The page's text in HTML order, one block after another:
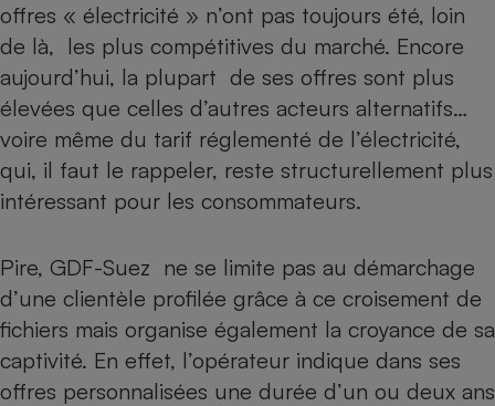
offres « électricité » n’ont pas toujours été, loin
de là, les plus compétitives du marché. Encore
aujourd’hui, la plupart de ses offres sont plus
élevées que celles d’autres acteurs alternatifs…
voire même du tarif réglementé de l’électricité,
qui, il faut le rappeler, reste structurellement plus
intéressant pour les consommateurs.
Pire, GDF-Suez ne se limite pas au démarchage
d’une clientèle profilée grâce à ce croisement de
fichiers mais organise également la croyance de sa
captivité. En effet, l’opérateur indique dans ses
offres personnalisées une durée d’un ou deux ans
Cafetière à expressos
Robot ménager